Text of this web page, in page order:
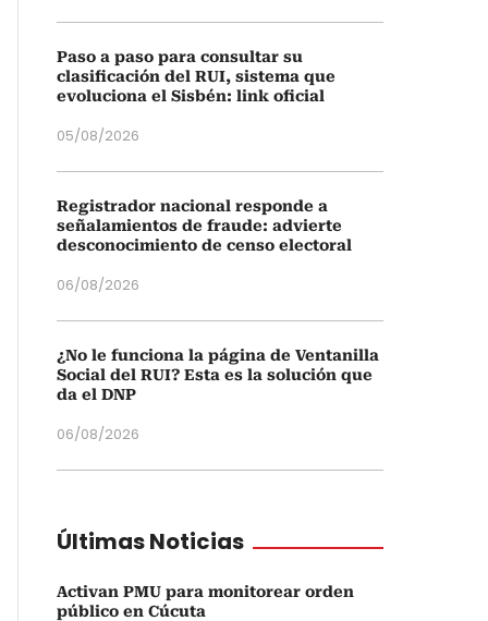
Paso a paso para consultar su
clasificación del RUI, sistema que
evoluciona el Sisbén: link oficial
05/08/2026
Registrador nacional responde a
señalamientos de fraude: advierte
desconocimiento de censo electoral
06/08/2026
¿No le funciona la página de Ventanilla
Social del RUI? Esta es la solución que
da el DNP
06/08/2026
Últimas Noticias
Activan PMU para monitorear orden
público en Cúcuta